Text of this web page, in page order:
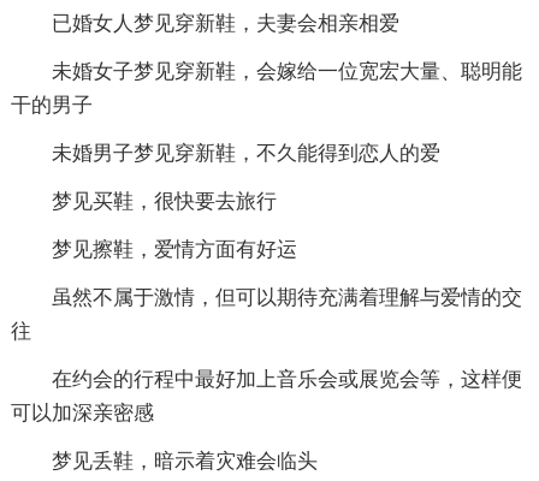
已婚女人梦见穿新鞋，夫妻会相亲相爱
未婚女子梦见穿新鞋，会嫁给一位宽宏大量、聪明能
干的男子
未婚男子梦见穿新鞋，不久能得到恋人的爱
梦见买鞋，很快要去旅行
梦见擦鞋，爱情方面有好运
虽然不属于激情，但可以期待充满着理解与爱情的交
往
在约会的行程中最好加上音乐会或展览会等，这样便
可以加深亲密感
梦见丢鞋，暗示着灾难会临头